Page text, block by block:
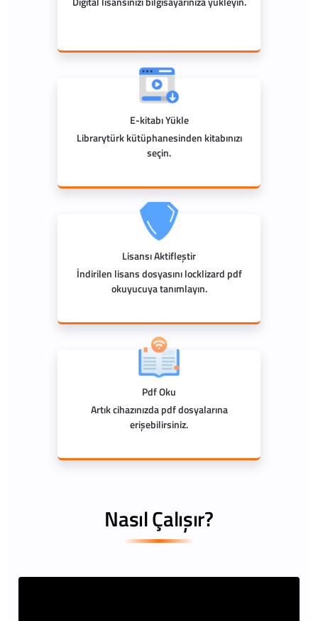
E-kitabı Yükle
Librarytürk kütüphanesinden kitabınızı
seçin.
Lisansı Aktifleştir
İndirilen lisans dosyasını locklizard pdf
okuyucuya tanımlayın.
Pdf Oku
Artık cihazınızda pdf dosyalarına
erişebilirsiniz.
Nasıl Çalışır?